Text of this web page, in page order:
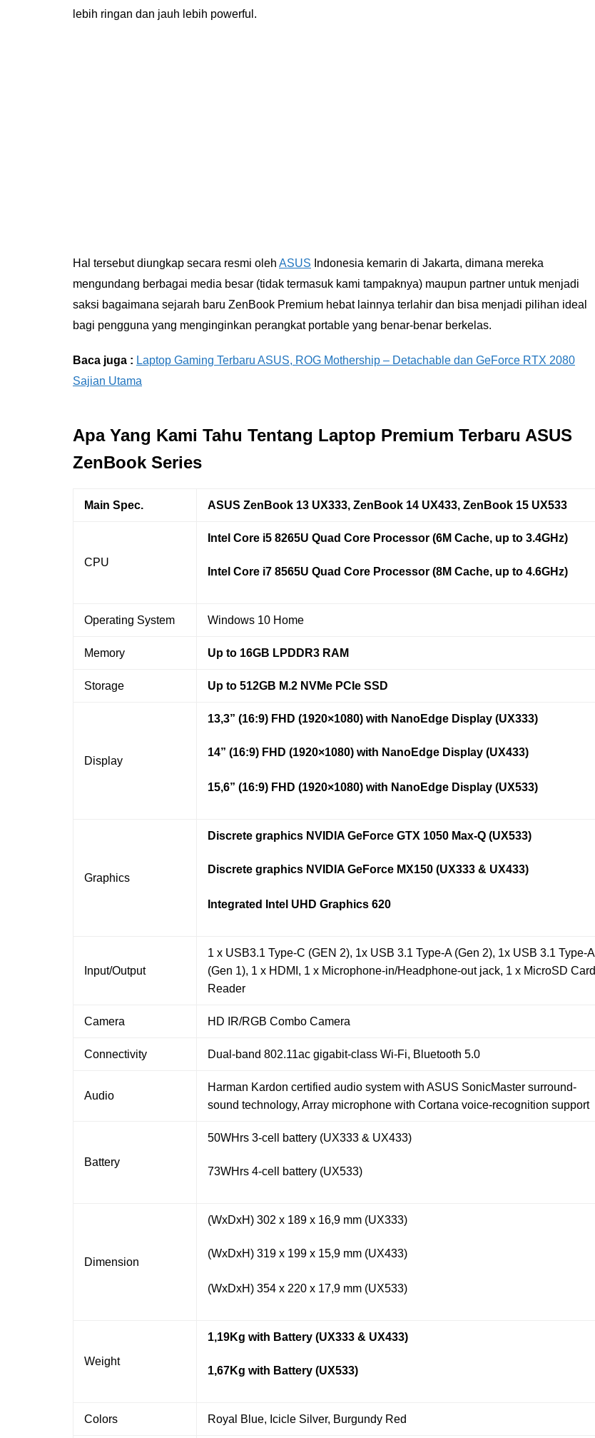
lebih ringan dan jauh lebih powerful.
Hal tersebut diungkap secara resmi oleh ASUS Indonesia kemarin di Jakarta, dimana mereka
mengundang berbagai media besar (tidak termasuk kami tampaknya) maupun partner untuk menjadi
saksi bagaimana sejarah baru ZenBook Premium hebat lainnya terlahir dan bisa menjadi pilihan ideal
bagi pengguna yang menginginkan perangkat portable yang benar-benar berkelas.
Baca juga : Laptop Gaming Terbaru ASUS, ROG Mothership – Detachable dan GeForce RTX 2080
Sajian Utama
Apa Yang Kami Tahu Tentang Laptop Premium Terbaru ASUS
ZenBook Series
Main Spec. ASUS ZenBook 13 UX333, ZenBook 14 UX433, ZenBook 15 UX533
CPU
Intel Core i5 8265U Quad Core Processor (6M Cache, up to 3.4GHz)
Intel Core i7 8565U Quad Core Processor (8M Cache, up to 4.6GHz)
Operating System Windows 10 Home
Memory Up to 16GB LPDDR3 RAM
Storage Up to 512GB M.2 NVMe PCIe SSD
Display
13,3” (16:9) FHD (1920×1080) with NanoEdge Display (UX333)
14” (16:9) FHD (1920×1080) with NanoEdge Display (UX433)
15,6” (16:9) FHD (1920×1080) with NanoEdge Display (UX533)
Graphics
Discrete graphics NVIDIA GeForce GTX 1050 Max-Q (UX533)
Discrete graphics NVIDIA GeForce MX150 (UX333 & UX433)
Integrated Intel UHD Graphics 620
Input/Output
1 x USB3.1 Type-C (GEN 2), 1x USB 3.1 Type-A (Gen 2), 1x USB 3.1 Type-A
(Gen 1), 1 x HDMI, 1 x Microphone-in/Headphone-out jack, 1 x MicroSD Card
Reader
Camera HD IR/RGB Combo Camera
Connectivity Dual-band 802.11ac gigabit-class Wi-Fi, Bluetooth 5.0
Audio
Harman Kardon certified audio system with ASUS SonicMaster surround-
sound technology, Array microphone with Cortana voice-recognition support
Battery
50WHrs 3-cell battery (UX333 & UX433)
73WHrs 4-cell battery (UX533)
Dimension
(WxDxH) 302 x 189 x 16,9 mm (UX333)
(WxDxH) 319 x 199 x 15,9 mm (UX433)
(WxDxH) 354 x 220 x 17,9 mm (UX533)
Weight
1,19Kg with Battery (UX333 & UX433)
1,67Kg with Battery (UX533)
Colors Royal Blue, Icicle Silver, Burgundy Red